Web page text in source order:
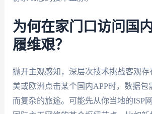
为何在家门口访问国
履维艰？
抛开主观感知，深层次技术挑战客观存
美或欧洲点击某个国内APP时，数据包
而复杂的旅途。可能先从你当地的ISP